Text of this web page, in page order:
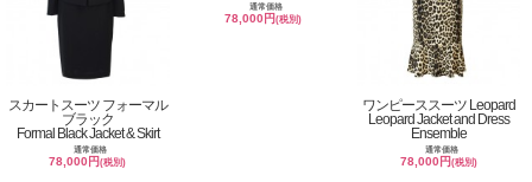
スカートスーツ フォーマル
ブラック
Formal Black Jacket & Skirt
通常価格
78,000円(税別)
通常価格
78,000円(税別)
ワンピーススーツ Leopard
Leopard Jacket and Dress
Ensemble
通常価格
78,000円(税別)